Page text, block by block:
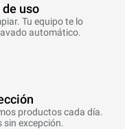
uso
Tu equipo te lo
automático.
productos cada día.
sin excepción.